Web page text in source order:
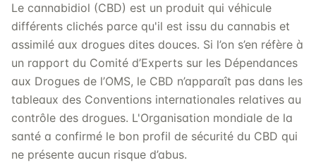
Le cannabidiol (CBD) est un produit qui véhicule
différents clichés parce qu'il est issu du cannabis et
assimilé aux drogues dites douces. Si l’on s’en réfère à
un rapport du Comité d’Experts sur les Dépendances
aux Drogues de l’OMS, le CBD n’apparaît pas dans les
tableaux des Conventions internationales relatives au
contrôle des drogues. L'Organisation mondiale de la
santé a confirmé le bon profil de sécurité du CBD qui
ne présente aucun risque d’abus.